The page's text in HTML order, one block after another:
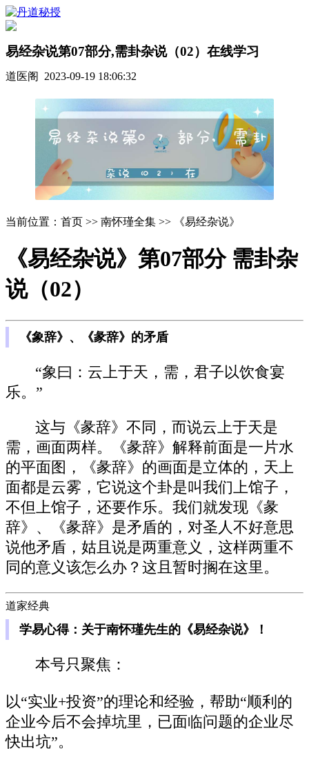
易经杂说第07部分,需卦杂说（02）在线学习
道医阁 2023-09-19 18:06:32
当前位置：首页 >> 南怀瑾全集 >> 《易经杂说》
《易经杂说》第07部分 需卦杂
说（02）
《象辞》、《彖辞》的矛盾
“象曰：云上于天，需，君子以饮食宴
乐。”
这与《彖辞》不同，而说云上于天是
需，画面两样。《彖辞》解释前面是一片水
的平面图，《彖辞》的画面是立体的，天上
面都是云雾，它说这个卦是叫我们上馆子，
不但上馆子，还要作乐。我们就发现《彖
辞》、《彖辞》是矛盾的，对圣人不好意思
说他矛盾，姑且说是两重意义，这样两重不
同的意义该怎么办？这且暂时搁在这里。
道家经典
学易心得：关于南怀瑾先生的《易经杂说》！
本号只聚焦：
以“实业+投资”的理论和经验，帮助“顺利的
企业今后不会掉坑里，已面临问题的企业尽
快出坑”。